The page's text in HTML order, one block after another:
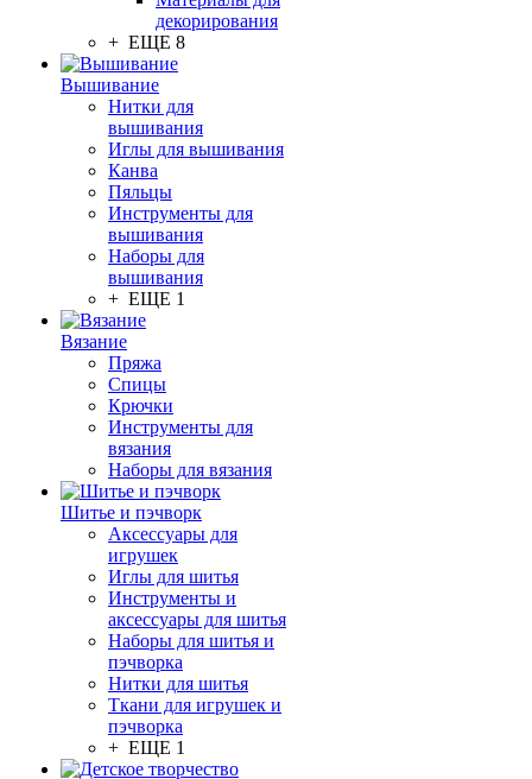
декорирования
+ ЕЩЕ 8
Вышивание
Нитки для
вышивания
Иглы для вышивания
Канва
Пяльцы
Инструменты для
вышивания
Наборы для
вышивания
+ ЕЩЕ 1
Вязание
Пряжа
Спицы
Крючки
Инструменты для
вязания
Наборы для вязания
Шитье и пэчворк
Аксессуары для
игрушек
Иглы для шитья
Инструменты и
аксессуары для шитья
Наборы для шитья и
пэчворка
Нитки для шитья
Ткани для игрушек и
пэчворка
+ ЕЩЕ 1